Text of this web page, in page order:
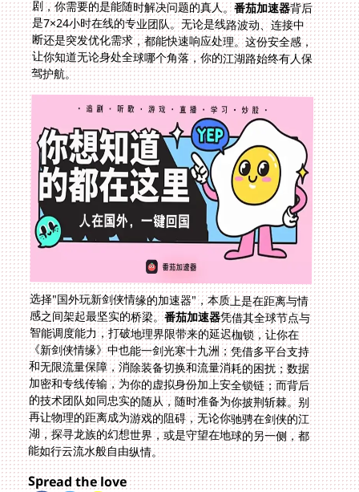
剧，你需要的是能随时解决问题的真人。番茄加速器背后
是7×24小时在线的专业团队。无论是线路波动、连接中
断还是突发优化需求，都能快速响应处理。这份安全感，
让你知道无论身处全球哪个角落，你的江湖路始终有人保
驾护航。
选择"国外玩新剑侠情缘的加速器"，本质上是在距离与情
感之间架起最坚实的桥梁。番茄加速器凭借其全球节点与
智能调度能力，打破地理界限带来的延迟枷锁，让你在
《新剑侠情缘》中也能一剑光寒十九洲；凭借多平台支持
和无限流量保障，消除装备切换和流量消耗的困扰；数据
加密和专线传输，为你的虚拟身份加上安全锁链；而背后
的技术团队如同忠实的随从，随时准备为你披荆斩棘。别
再让物理的距离成为游戏的阻碍，无论你驰骋在剑侠的江
湖，探寻龙族的幻想世界，或是守望在地球的另一侧，都
能如行云流水般自由纵情。
Spread the love